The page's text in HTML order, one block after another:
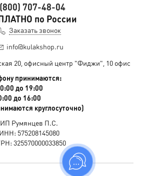
707-48-04
по России
Заказать звонок
info@kulakshop.ru
20, офисный центр "Фиджи", 10 офис
принимаются:
до 19:00
до 16:00
круглосуточно)
ИП Румянцев П.С.
ИНН: 575208145080
325570000033850